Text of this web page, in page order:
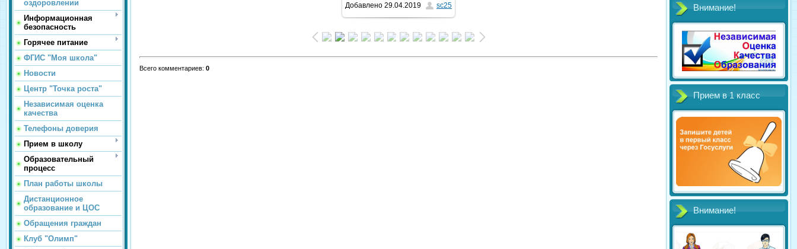
оздоровлении
Информационная
безопасность
Горячее питание
ФГИС "Моя школа"
Новости
Центр "Точка роста"
Независимая оценка
качества
Телефоны доверия
Прием в школу
Образовательный
процесс
План работы школы
Дистанционное
образование и ЦОС
Обращения граждан
Клуб "Олимп"
1024x681 / 423.5Kb
Добавлено 29.04.2019 sc25
Всего комментариев: 0
Внимание!
Прием в 1 класс
Внимание!